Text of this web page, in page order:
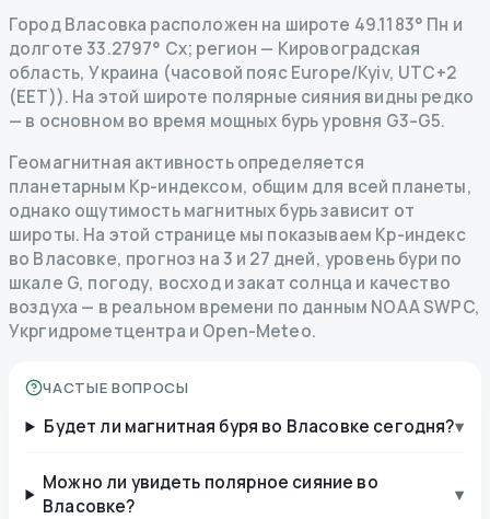
Город Власовка расположен на широте 49.1183° Пн и
долготе 33.2797° Сх; регион — Кировоградская
область, Украина (часовой пояс Europe/Kyiv, UTC+2
(EET)). На этой широте полярные сияния видны редко
— в основном во время мощных бурь уровня G3–G5.
Геомагнитная активность определяется
планетарным Kp-индексом, общим для всей планеты,
однако ощутимость магнитных бурь зависит от
широты. На этой странице мы показываем Kp-индекс
во Власовке, прогноз на 3 и 27 дней, уровень бури по
шкале G, погоду, восход и закат солнца и качество
воздуха — в реальном времени по данным NOAA SWPC,
Укргидрометцентра и Open-Meteo.
ЧАСТЫЕ ВОПРОСЫ
Будет ли магнитная буря во Власовке сегодня?▾
Можно ли увидеть полярное сияние во
Власовке?
▾